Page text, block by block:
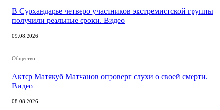
В Сурхандарье четверо участников экстремистской группы
получили реальные сроки. Видео
09.08.2026
Общество
Актер Матякуб Матчанов опроверг слухи о своей смерти.
Видео
08.08.2026